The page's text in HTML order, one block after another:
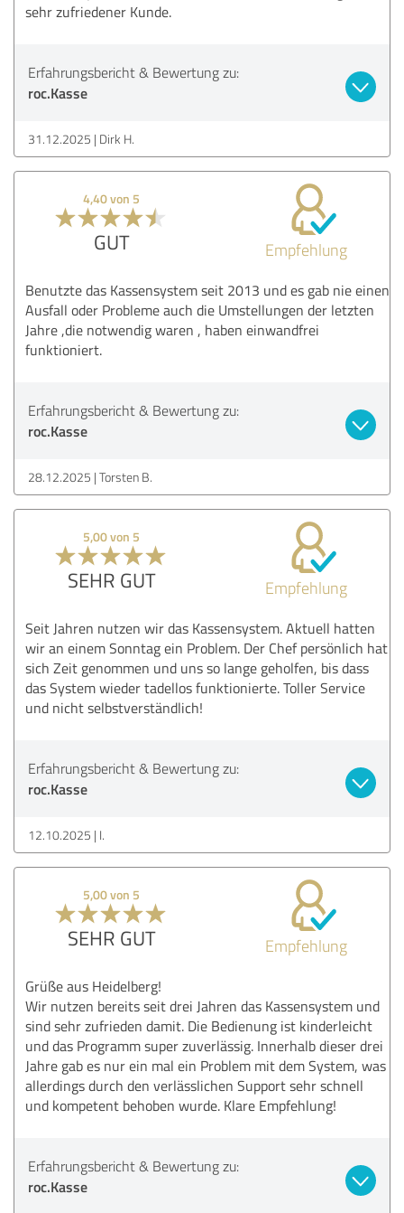
sehr zufriedener Kunde.
Erfahrungsbericht & Bewertung zu:
roc.Kasse
31.12.2025 Dirk H.
4,40 von 5
GUT Empfehlung
Benutzte das Kassensystem seit 2013 und es gab nie einen
Ausfall oder Probleme auch die Umstellungen der letzten
Jahre ,die notwendig waren , haben einwandfrei
funktioniert.
Erfahrungsbericht & Bewertung zu:
roc.Kasse
28.12.2025 Torsten B.
5,00 von 5
SEHR GUT Empfehlung
Seit Jahren nutzen wir das Kassensystem. Aktuell hatten
wir an einem Sonntag ein Problem. Der Chef persönlich hat
sich Zeit genommen und uns so lange geholfen, bis dass
das System wieder tadellos funktionierte. Toller Service
und nicht selbstverständlich!
Erfahrungsbericht & Bewertung zu:
roc.Kasse
12.10.2025 I.
5,00 von 5
SEHR GUT Empfehlung
Grüße aus Heidelberg!
Wir nutzen bereits seit drei Jahren das Kassensystem und
sind sehr zufrieden damit. Die Bedienung ist kinderleicht
und das Programm super zuverlässig. Innerhalb dieser drei
Jahre gab es nur ein mal ein Problem mit dem System, was
allerdings durch den verlässlichen Support sehr schnell
und kompetent behoben wurde. Klare Empfehlung!
Erfahrungsbericht & Bewertung zu:
roc.Kasse